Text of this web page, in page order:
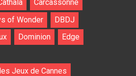
Carcassonne
of Wonder
DBDJ
Dominion
Edge
Jeux de Cannes